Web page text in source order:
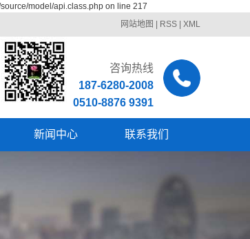
model/api.class.php on line 217
网站地图 RSS XML
咨询热线
187-6280-2008
0510-8876 9391
新闻中心 联系我们